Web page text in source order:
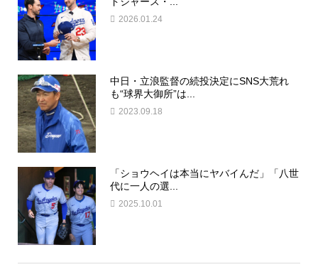
2026.01.24
中日・立浪監督の続投決定にSNS大荒れ
も“球界大御所”は...
2023.09.18
「ショウヘイは本当にヤバイんだ」「八世
代に一人の選...
2025.10.01